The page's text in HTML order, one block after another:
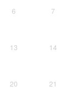
6 7
13 14
20 21